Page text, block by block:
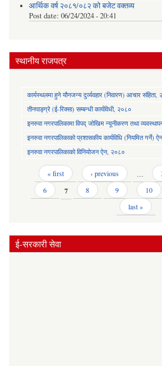
आर्थिक वर्ष २०८१/०८२ को बजेट वक्तव्य
Post date: 06/24/2024 - 20:41
स्थानीय राजपत्र
कार्यस्थलमा हुने यौनजन्य दुर्व्यवहार (निवारण) आचार संहिता,
तीनपाङ्ग्रे (ई-रिक्सा) सम्बन्धी कार्यविधी, २०८०
इनरुवा नगरपालिकामा विपद् जोखिम न्यूनीकरण तथा
इनरुवा नगरपालिकाको प्रशासकीय कार्यविधि (नियमित गर्ने)
इनरुवा नगरपालिकाको विनियोजन ऐन, २०८०
Pages « first ‹ previous …
6
7 8 9 10
last »
ई-सरकारी सेवा